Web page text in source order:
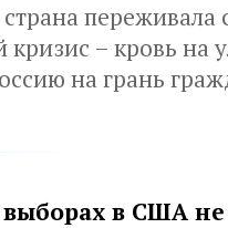
страна
кризис – кровь на
на грань
в США не